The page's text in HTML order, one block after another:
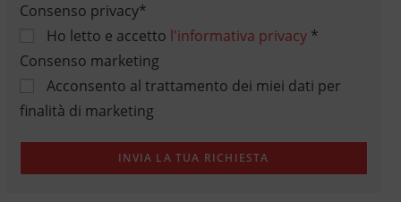
Consenso privacy*
Ho letto e accetto l'informativa privacy*
Consenso marketing
Acconsento al trattamento dei miei dati per
finalità di marketing